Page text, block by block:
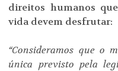
direitos humanos
vida devem desfrutar:
“Consideramos que o
única previsto pela